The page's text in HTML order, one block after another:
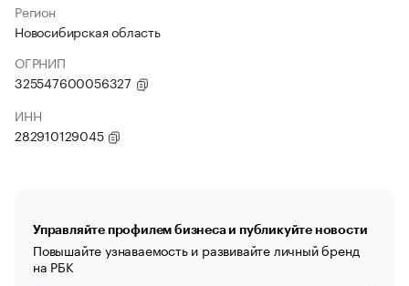
Регион
Новосибирская область
ОГРНИП
325547600056327
ИНН
282910129045
Управляйте профилем бизнеса и публикуйте новости
Повышайте узнаваемость и развивайте личный бренд
на РБК